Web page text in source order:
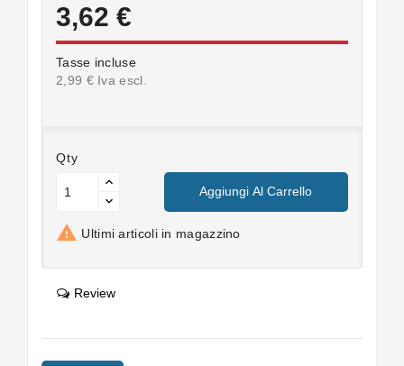
3,62 €
Tasse incluse
2,99 € Iva escl.
Qty
Aggiungi Al Carrello
 Ultimi articoli in magazzino
Review